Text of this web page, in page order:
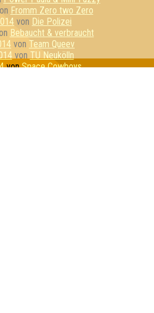
Fromm Zero two Zero
von Die Polizei
Bebaucht & verbraucht
von Team Queev
von TU Neukölln
vonSpace Cowboys